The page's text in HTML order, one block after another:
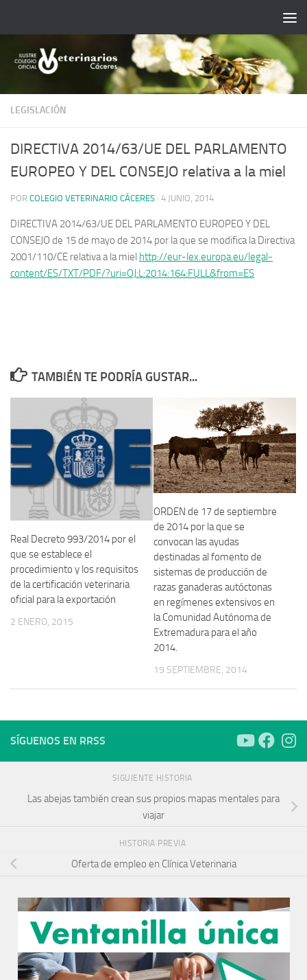
LEGISLACIÓN
DIRECTIVA 2014/63/UE DEL PARLAMENTO
EUROPEO Y DEL CONSEJO relativa a la miel
POR COLEGIO VETERINARIO CÁCERES · 4 JUNIO, 2014
DIRECTIVA 2014/63/UE DEL PARLAMENTO EUROPEO Y DEL
CONSEJO de 15 de mayo de 2014 por la que se modifica la Directiva
2001/110/CE relativa a la miel http://eur-lex.europa.eu/legal-
content/ES/TXT/PDF/?uri=OJ:L:2014:164:FULL&from=ES
TAMBIÉN TE PODRÍA GUSTAR...
Real Decreto 993/2014 por el
que se establece el
procedimiento y los requisitos
de la certificación veterinaria
oficial para la exportación
2 ENERO, 2015
ORDEN de 17 de septiembre
de 2014 por la que se
convocan las ayudas
destinadas al fomento de
sistemas de producción de
razas ganaderas autóctonas
en regímenes extensivos en
la Comunidad Autónoma de
Extremadura para el año
2014.
19 SEPTIEMBRE, 2014
SÍGUENOS EN RRSS
SIGUIENTE HISTORIA
Las abejas también crean sus propios mapas mentales para
viajar
HISTORIA PREVIA
Oferta de empleo en Clínica Veterinaria